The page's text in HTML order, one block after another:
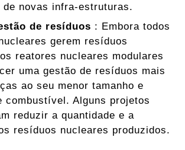
de novas infra-estruturas.
de resíduos : Embora todos
gerem resíduos
reatores nucleares modulares
uma gestão de resíduos mais
ao seu menor tamanho e
combustível. Alguns projetos
reduzir a quantidade e a
resíduos nucleares produzidos.